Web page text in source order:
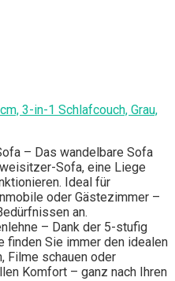
3-in-1 Schlafcouch, Grau,
– Das wandelbare Sofa
Sofa, eine Liege
Ideal für
oder Gästezimmer –
an.
– Dank der 5-stufig
finden Sie immer den idealen
Filme schauen oder
Komfort – ganz nach Ihren